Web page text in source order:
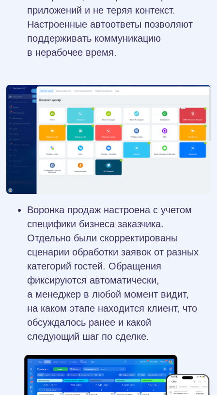
Фиксация истории коммуникации
о предпочтениях и сценариях
поведения ЦА, а также запускать
с клиентской базой. Система сама
анализирует историю обращений,
находит соответствие одному
из сценариев и составляет для
менеджера готовое предложение,
которое можно отправить клиенту.
целевого трафика.
Контроль и внутренние
Работа сотрудников полностью
перенесена в Битрикс24. Это
позволило сократить количество
потерянных поручений, отмечать
трудоемкость по каждому из них,
зафиксировать зоны ответственности,